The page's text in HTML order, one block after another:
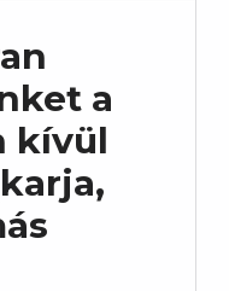
a
kívül